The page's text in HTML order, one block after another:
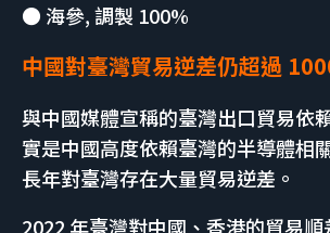
● 海參, 調製 100%
中國對臺灣貿易逆差仍超過
與中國媒體宣稱的臺灣出口貿易依
實是中國高度依賴臺灣的半導體相
長年對臺灣存在大量貿易逆差。
2022 年臺灣對中國、香港的貿易